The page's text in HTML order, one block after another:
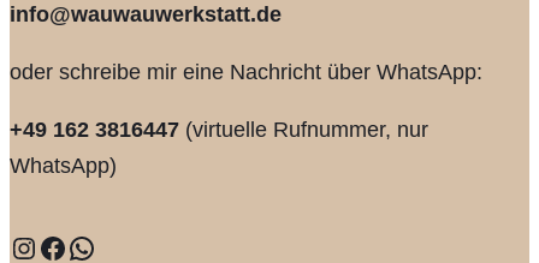
info@wauwauwerkstatt.de
oder schreibe mir eine Nachricht über WhatsApp:
+49 162 3816447 (virtuelle Rufnummer, nur
WhatsApp)
Instagram Facebook WhatsApp